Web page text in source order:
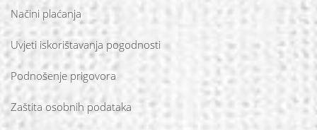
Načini plaćanja
Uvjeti iskorištavanja pogodnosti
Podnošenje prigovora
Zaštita osobnih podataka